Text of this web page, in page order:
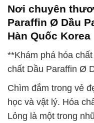
Nơi chuyên
Paraffin Ø Dầu
Hàn Quốc Korea
**Khám phá hóa
chất Dầu Paraffin Ø
Chìm đắm trong vẻ
học và vật lý. Hóa
Lỏng là một trong